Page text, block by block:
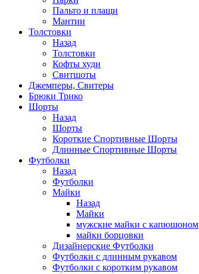
Пальто и плащи
Мантии
Толстовки
Назад
Толстовки
Кофты худи
Свитшоты
Джемперы, Свитеры
Брюки Трико
Шорты
Назад
Шорты
Короткие Спортивные Шорты
Длинные Спортивные Шорты
Футболки
Назад
Футболки
Майки
Назад
Майки
мужские майки с капюшоном
майки борцовки
Дизайнерские Футболки
Футболки с длинным рукавом
Футболки с коротким рукавом